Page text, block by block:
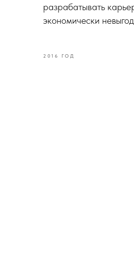
разрабатывать
экономически
2016 ГОД